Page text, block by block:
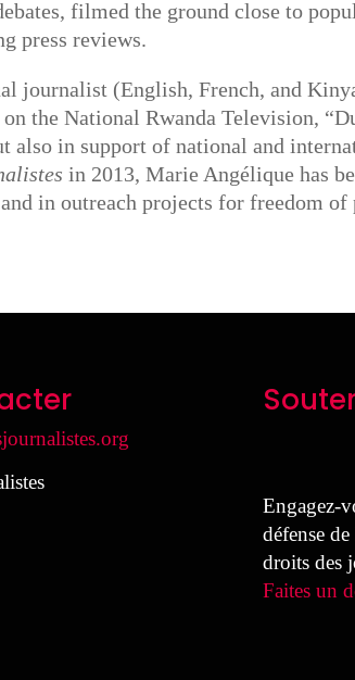
filmed the ground close to
press reviews.
journalist (English, French, and
the National Rwanda Television,
also in support of national and
in 2013, Marie Angélique has
and in outreach projects for freedom of
Engagez-
défense
droits des
Faites un